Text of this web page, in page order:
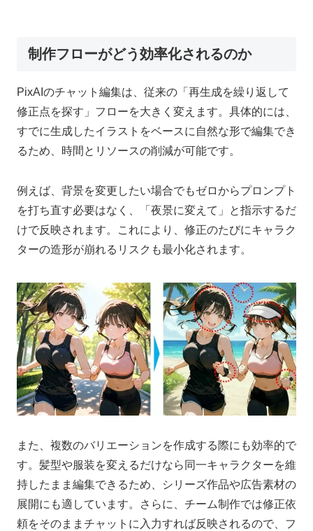
制作フローがどう効率化されるのか
PixAIのチャット編集は、従来の「再生成を繰り返して
修正点を探す」フローを大きく変えます。具体的には、
すでに生成したイラストをベースに自然な形で編集でき
るため、時間とリソースの削減が可能です。
例えば、背景を変更したい場合でもゼロからプロンプト
を打ち直す必要はなく、「夜景に変えて」と指示するだ
けで反映されます。これにより、修正のたびにキャラク
ターの造形が崩れるリスクも最小化されます。
また、複数のバリエーションを作成する際にも効率的で
す。髪型や服装を変えるだけなら同一キャラクターを維
持したまま編集できるため、シリーズ作品や広告素材の
展開にも適しています。さらに、チーム制作では修正依
頼をそのままチャットに入力すれば反映されるので、フ